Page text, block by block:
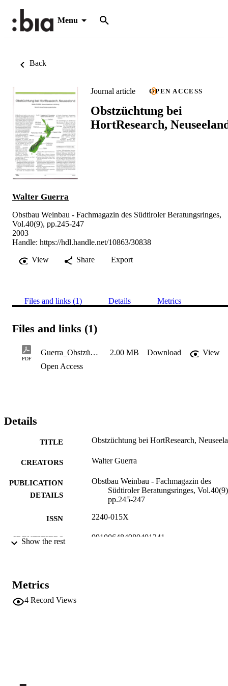
Menu
Back
Journal article OPEN ACCESS
Obstzüchtung bei
HortResearch,
Walter Guerra
Obstbau Weinbau - Fachmagazin des Südtiroler Beratungsringes,
Vol.40(9), pp.245-247
2003
Handle: https://hdl.handle.net/10863/30838
View
Share Export
Files and links (1) Details Metrics
Files and links (1)
PDF
Guerra_Obstzüchtung bei HortResearch 2.00 MB Download
View
Open Access
Details
TITLE Obstzüchtung bei HortResearch,
CREATORS Walter Guerra
PUBLICATION
DETAILS
Obstbau Weinbau - Fachmagazin des
Südtiroler Beratungsringes,
pp.245-247
ISSN 2240-015X
IDENTIFIERS 991006484980401241
Show the rest
Metrics
4 Record Views